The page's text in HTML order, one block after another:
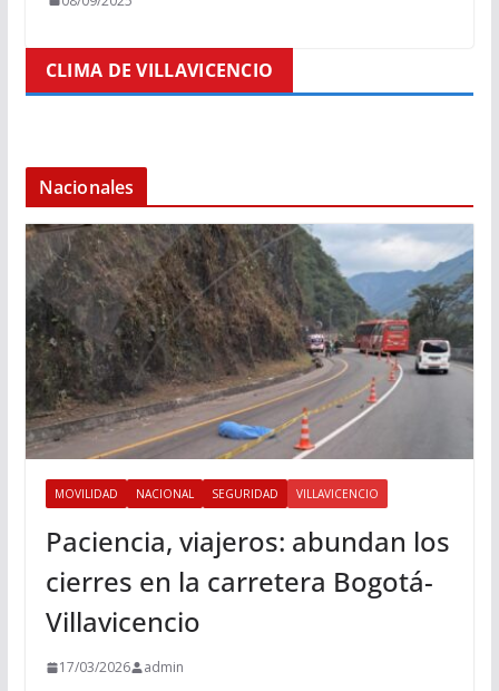
CLIMA DE VILLAVICENCIO
Nacionales
MOVILIDAD NACIONAL SEGURIDAD VILLAVICENCIO
Paciencia, viajeros: abundan los
cierres en la carretera Bogotá-
Villavicencio
17/03/2026 admin